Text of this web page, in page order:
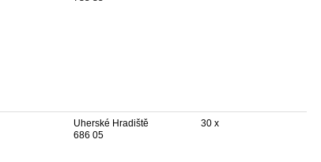
Uherské Hradiště
686 05
30 x